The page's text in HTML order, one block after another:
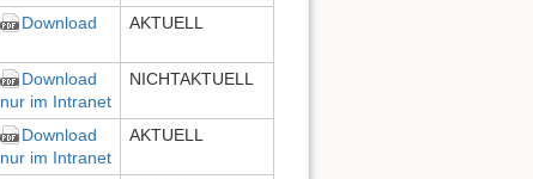
Download AKTUELL
Download
nur im Intranet
NICHTAKTUELL
Download
nur im Intranet
AKTUELL